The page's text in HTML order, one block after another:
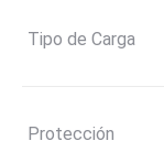
Tipo de Carga
Protección